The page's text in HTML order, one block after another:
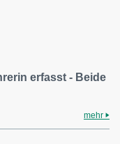
erfasst - Beide
mehr